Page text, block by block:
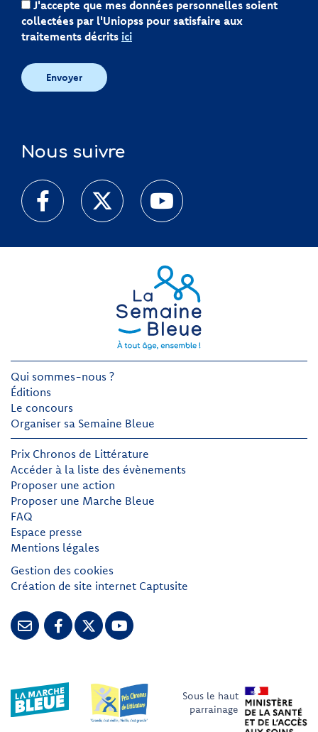
J'accepte que mes données personnelles soient
collectées par l'Uniopss pour satisfaire aux
traitements décrits ici
Envoyer
Nous suivre
Qui sommes-nous ?
Éditions
Le concours
Organiser sa Semaine Bleue
Prix Chronos de Littérature
Accéder à la liste des évènements
Proposer une action
Proposer une Marche Bleue
FAQ
Espace presse
Mentions légales
Gestion des cookies
Création de site internet Captusite
Sous le haut
parrainage